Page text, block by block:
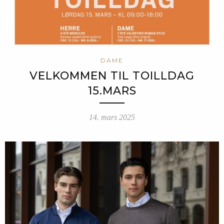
DAME
VELKOMMEN TIL TOILLDAG
15.MARS
14. mars 2025